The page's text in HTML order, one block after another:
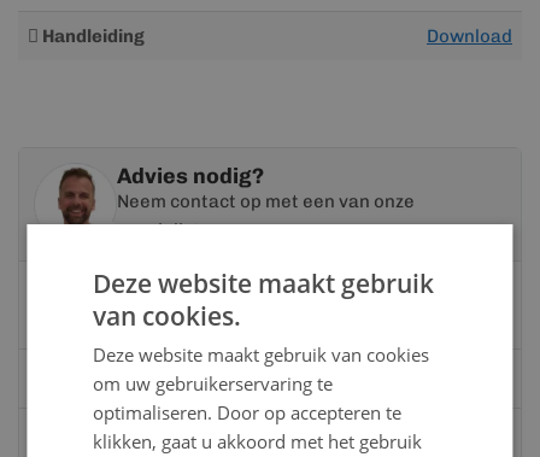
Meer
Handleiding Download
Advies nodig?
Neem contact op met een van onze
specialisten
Vandaag bereikbaar
van 08:00 tot 17:00 uur
0528 - 355190
Mailinfo@kunststofbouwmateriaal.nl
Deze website maakt gebruik
van cookies.
Deze website maakt gebruik van cookies
om uw gebruikerservaring te
optimaliseren. Door op accepteren te
klikken, gaat u akkoord met het gebruik